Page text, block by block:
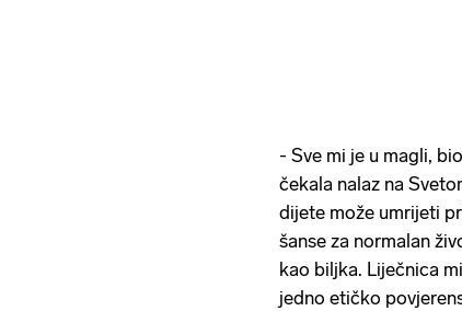
- Sve mi je u magli,
čekala nalaz na
dijete može umrijeti
šanse za normalan
kao biljka. Liječnica
jedno etičko